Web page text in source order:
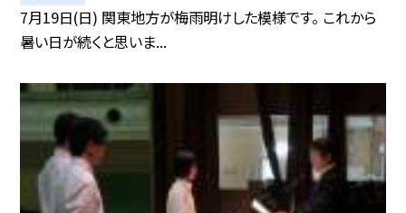
7月19日(日) 関東地方が梅雨明けした模様です。 これから
暑い日が続くと思いま...